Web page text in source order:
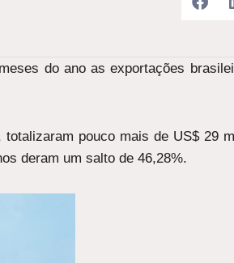
do ano as exportações
pouco mais de US$ 29
deram um salto de 46,28%.